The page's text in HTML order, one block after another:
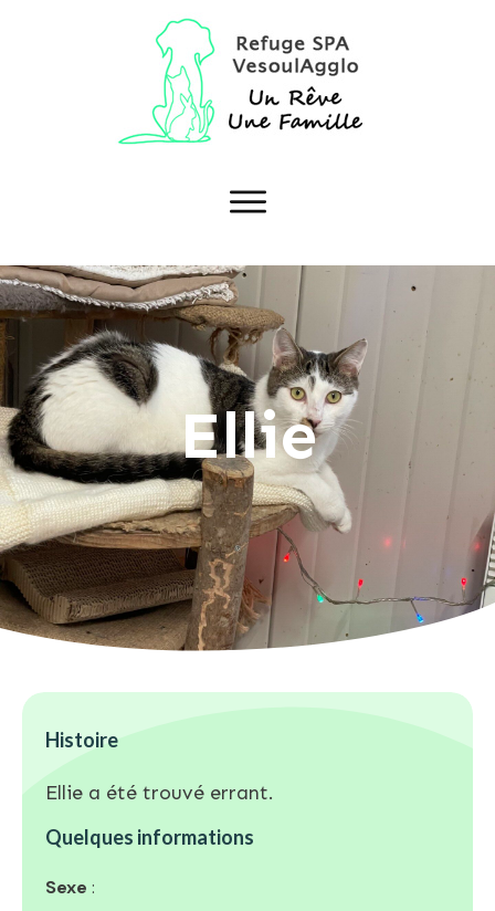
Ellie
Histoire
Ellie a été trouvé errant.
Quelques informations
Sexe :